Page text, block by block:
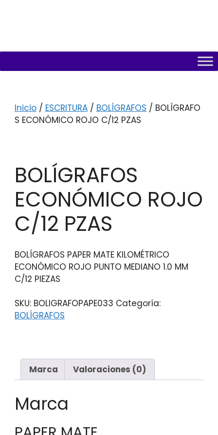
Inicio / ESCRITURA / BOLÍGRAFOS / BOLÍGRAFO
S ECONÓMICO ROJO C/12 PZAS
BOLÍGRAFOS
ECONÓMICO ROJO
C/12 PZAS
BOLÍGRAFOS PAPER MATE KILOMÉTRICO
ECONÓMICO ROJO PUNTO MEDIANO 1.0 MM
C/12 PIEZAS
SKU: BOLIGRAFOPAPE033 Categoría:
BOLÍGRAFOS
Marca Valoraciones (0)
Marca